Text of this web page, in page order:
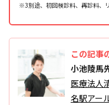
※3別途、初回検診料、再診料、
この記事
小池陵馬
医療法人
名駅アー